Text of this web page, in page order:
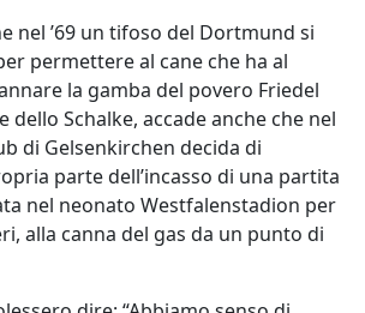
nel ’69 un tifoso del Dortmund si
permettere al cane che ha al
la gamba del povero Friedel
dello Schalke, accade anche che nel
di Gelsenkirchen decida di
parte dell’incasso di una partita
nel neonato Westfalenstadion per
alla canna del gas da un punto di